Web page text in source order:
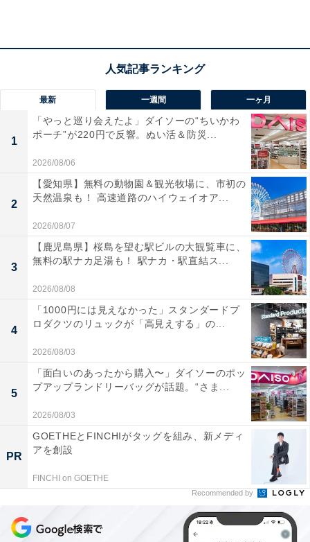
「ゆ～パーク薬師」の口コミは？
「ゆ～パーク薬師」には以下のような口コミが寄せられ
ています。
男女日替わりで異なる趣のお風呂やサウナが楽しめ
るため、訪れる日によって新鮮な気分を味わいなが
らゆっくり疲れを癒せる。
館内にはお食事ができる大広間のほか、16台完備さ
れた仮眠室や充実したコミックコーナーがあり、お
風呂上がりの休憩時間を大変ゆったりと過ごせま
す。
関越自動車道の魚沼ICから車で5分という立地の良
さに加え、スタッフの対応が丁寧で館内もリラック
最新 一週間 一ヶ月
1
「やっと巡り会えたよ」ダイソーの“ちいかわ
ポーチ”が220円で反響。ぬい活＆防災...
2026/08/06
2
【愛知県】無料の動物園＆観光牧場に、市初の
天然温泉も！ 高速道路のハイウェイオア...
2026/08/07
3
【鹿児島県】桜島を望む駅ビルの大観覧車に、
無料の駅ナカ足湯も！ 駅ナカ・駅直結ス...
2026/08/08
4
「1000円には見えなかった」スタンダードプ
ロダクツのリュックが「高見えする」の...
2026/08/03
5
「面白いのあったから購入〜」ダイソーのポッ
プアップランドリーバッグが話題。“さま...
2026/08/03
PR
GOETHEとFINCHIがタッグを組み、新メディ
アを創設
FINCHI on GOETHE
Recommended by